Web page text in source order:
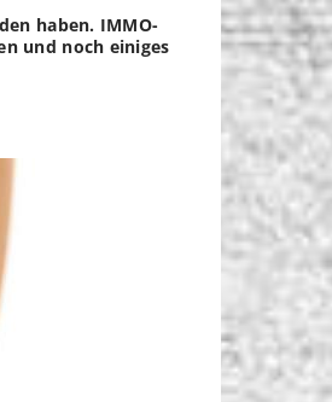
haben. IMMO-
und noch einiges